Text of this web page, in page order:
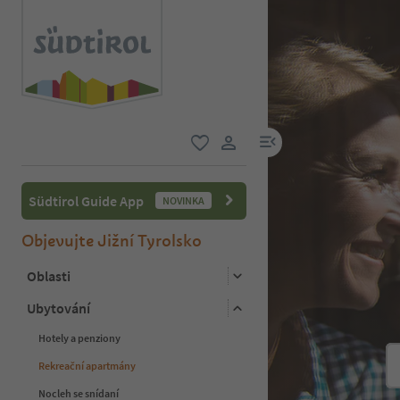
uživatelský odkaz
odkaz na menu
Südtirol Guide App NOVINKA
Objevujte Jižní Tyrolsko
Oblasti
Ubytování
Hotely a penziony
Rekreační apartmány
Nocleh se snídaní